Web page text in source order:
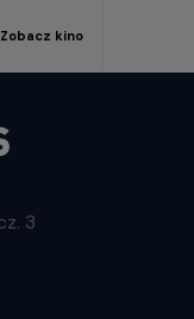
Zobacz kino